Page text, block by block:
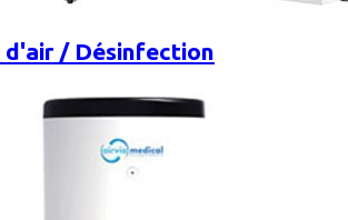
/ Désinfection